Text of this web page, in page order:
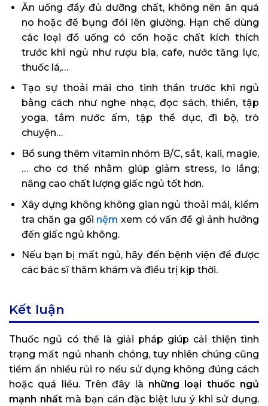
Ăn uống đầy đủ dưỡng chất, không nên ăn quá
no hoặc để bụng đói lên giường. Hạn chế dùng
các loại đồ uống có cồn hoặc chất kích thích
trước khi ngủ như rượu bia, cafe, nước tăng lực,
thuốc lá,…
Tạo sự thoải mái cho tinh thần trước khi ngủ
bằng cách như nghe nhạc, đọc sách, thiền, tập
yoga, tắm nước ấm, tập thể dục, đi bộ, trò
chuyện…
Bổ sung thêm vitamin nhóm B/C, sắt, kali, magie,
… cho cơ thể nhằm giúp giảm stress, lo lắng;
nâng cao chất lượng giấc ngủ tốt hơn.
Xây dựng không không gian ngủ thoải mái, kiểm
tra chăn ga gối nệm xem có vấn đề gì ảnh hưởng
đến giấc ngủ không.
Nếu bạn bị mất ngủ, hãy đến bệnh viện để được
các bác sĩ thăm khám và điều trị kịp thời.
Kết luận
Thuốc ngủ có thể là giải pháp giúp cải thiện tình
trạng mất ngủ nhanh chóng, tuy nhiên chúng cũng
tiềm ẩn nhiều rủi ro nếu sử dụng không đúng cách
hoặc quá liều. Trên đây là những loại thuốc ngủ
mạnh nhấtmà bạn cần đặc biệt lưu ý khi sử dụng.